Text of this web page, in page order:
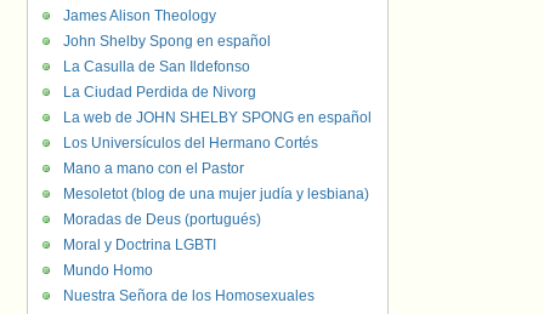
James Alison Theology
John Shelby Spong en español
La Casulla de San Ildefonso
La Ciudad Perdida de Nivorg
La web de JOHN SHELBY SPONG en español
Los Universículos del Hermano Cortés
Mano a mano con el Pastor
Mesoletot (blog de una mujer judía y lesbiana)
Moradas de Deus (portugués)
Moral y Doctrina LGBTI
Mundo Homo
Nuestra Señora de los Homosexuales